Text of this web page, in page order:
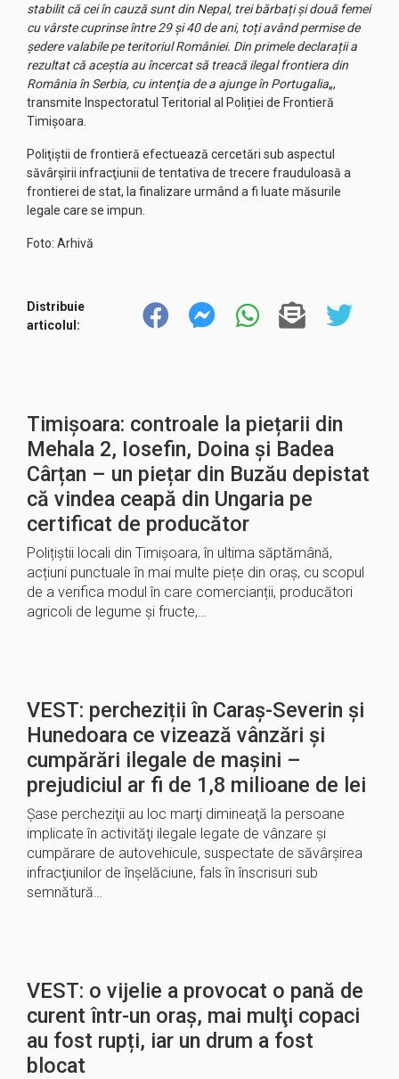
stabilit că cei în cauză sunt din Nepal, trei bărbați și două femei
cu vârste cuprinse între 29 și 40 de ani, toți având permise de
ședere valabile pe teritoriul României. Din primele declarații a
rezultat că aceștia au încercat să treacă ilegal frontiera din
România în Serbia, cu intenţia de a ajunge în Portugalia„,
transmite Inspectoratul Teritorial al Poliției de Frontieră
Timișoara.
Poliţiştii de frontieră efectuează cercetări sub aspectul
săvârşirii infracţiunii de tentativa de trecere frauduloasă a
frontierei de stat, la finalizare urmând a fi luate măsurile
legale care se impun.
Foto: Arhivă
Distribuie
articolul:
Timișoara: controale la piețarii din
Mehala 2, Iosefin, Doina și Badea
Cârțan – un piețar din Buzău depistat
că vindea ceapă din Ungaria pe
certificat de producător
Polițiștii locali din Timișoara, în ultima săptămână,
acțiuni punctuale în mai multe piețe din oraș, cu scopul
de a verifica modul în care comercianții, producători
agricoli de legume și fructe,…
VEST: percheziții în Caraș-Severin și
Hunedoara ce vizează vânzări și
cumpărări ilegale de mașini –
prejudiciul ar fi de 1,8 milioane de lei
Şase percheziţii au loc marţi dimineaţă la persoane
implicate în activităţi ilegale legate de vânzare şi
cumpărare de autovehicule, suspectate de săvârşirea
infracţiunilor de înşelăciune, fals în înscrisuri sub
semnătură…
VEST: o vijelie a provocat o pană de
curent într-un oraș, mai mulţi copaci
au fost rupți, iar un drum a fost
blocat